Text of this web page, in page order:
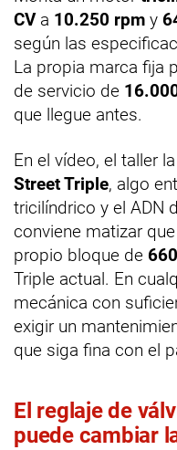
CVa 10.250 rpm y
según las
La propia marca fija
de servicio de
que llegue antes.
En el vídeo, el taller
Street Triple, algo
tricilíndrico y el ADN
conviene matizar
propio bloque de
Triple actual. En
mecánica con
exigir un
que siga fina con el
El reglaje de
puede cambiar